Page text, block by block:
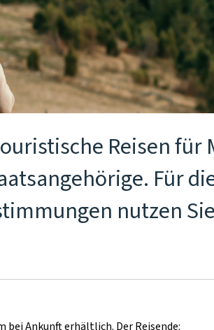
Reisen für
Für
nutzen
bei Ankunft erhältlich. Der Reisende: